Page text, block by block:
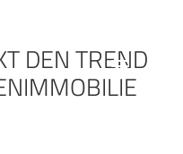
DEN TREND